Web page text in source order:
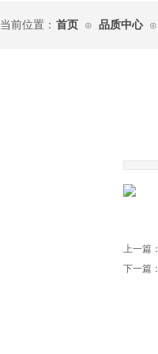
当前位置： 首页 ⊙ 品质中心 ⊙
上一篇：
下一篇：